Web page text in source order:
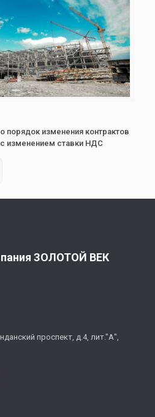
порядок изменения контрактов
изменением ставки НДС
ЗОЛОТОЙ ВЕК
проспект, д.4, лит."А",